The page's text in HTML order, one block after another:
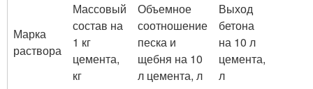
Марка
раствора
Массовый
состав на
1 кг
цемента,
кг
Объемное
соотношение
песка и
щебня на 10
л цемента, л
Выход
бетона
на 10 л
цемента,
л